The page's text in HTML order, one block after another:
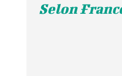
Selon